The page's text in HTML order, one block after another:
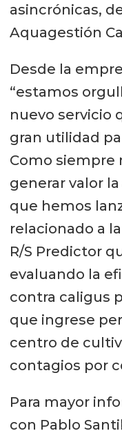
asincrónicas,
Aquagestión
Desde la
“estamos
nuevo servicio
gran utilidad
Como siempre
generar valor
que hemos
relacionado a
R/S Predictor
evaluando la
contra caligus
que ingrese
centro de
contagios por
Para mayor
con Pablo